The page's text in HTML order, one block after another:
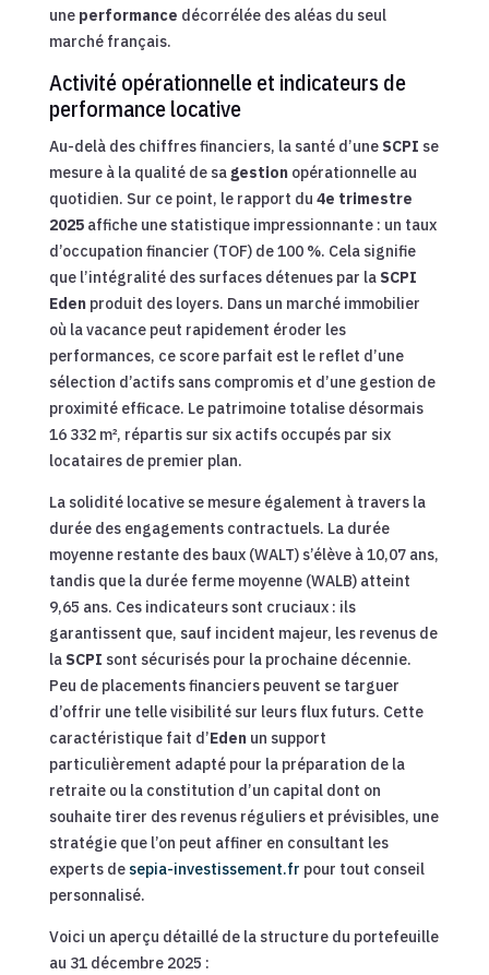
une performance décorrélée des aléas du seul
marché français.
Activité opérationnelle et indicateurs de
performance locative
Au-delà des chiffres financiers, la santé d’une SCPI se
mesure à la qualité de sa gestionopérationnelle au
quotidien. Sur ce point, le rapport du 4e trimestre
2025affiche une statistique impressionnante : un taux
d’occupation financier (TOF) de 100 %. Cela signifie
que l’intégralité des surfaces détenues par la SCPI
Edenproduit des loyers. Dans un marché immobilier
où la vacance peut rapidement éroder les
performances, ce score parfait est le reflet d’une
sélection d’actifs sans compromis et d’une gestion de
proximité efficace. Le patrimoine totalise désormais
16 332 m², répartis sur six actifs occupés par six
locataires de premier plan.
La solidité locative se mesure également à travers la
durée des engagements contractuels. La durée
moyenne restante des baux (WALT) s’élève à 10,07 ans,
tandis que la durée ferme moyenne (WALB) atteint
9,65 ans. Ces indicateurs sont cruciaux : ils
garantissent que, sauf incident majeur, les revenus de
la SCPI sont sécurisés pour la prochaine décennie.
Peu de placements financiers peuvent se targuer
d’offrir une telle visibilité sur leurs flux futurs. Cette
caractéristique fait d’Edenun support
particulièrement adapté pour la préparation de la
retraite ou la constitution d’un capital dont on
souhaite tirer des revenus réguliers et prévisibles, une
stratégie que l’on peut affiner en consultant les
experts de sepia-investissement.fr pour tout conseil
personnalisé.
Voici un aperçu détaillé de la structure du portefeuille
au 31 décembre 2025 :